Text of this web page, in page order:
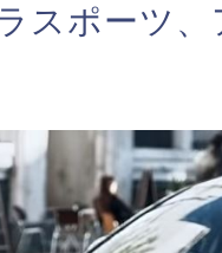
スポーツ